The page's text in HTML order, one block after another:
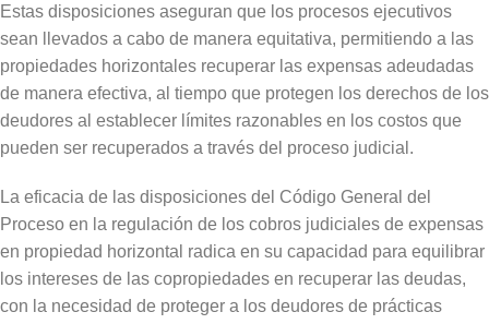
Estas disposiciones aseguran que los procesos ejecutivos
sean llevados a cabo de manera equitativa, permitiendo a las
propiedades horizontales recuperar las expensas adeudadas
de manera efectiva, al tiempo que protegen los derechos de los
deudores al establecer límites razonables en los costos que
pueden ser recuperados a través del proceso judicial.
La eficacia de las disposiciones del Código General del
Proceso en la regulación de los cobros judiciales de expensas
en propiedad horizontal radica en su capacidad para equilibrar
los intereses de las copropiedades en recuperar las deudas,
con la necesidad de proteger a los deudores de prácticas